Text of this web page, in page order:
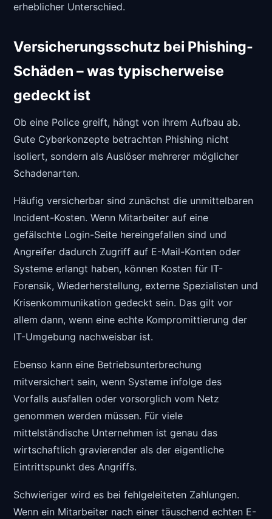
erheblicher Unterschied.
Versicherungsschutz bei Phishing-
Schäden – was typischerweise
gedeckt ist
Ob eine Police greift, hängt von ihrem Aufbau ab.
Gute Cyberkonzepte betrachten Phishing nicht
isoliert, sondern als Auslöser mehrerer möglicher
Schadenarten.
Häufig versicherbar sind zunächst die unmittelbaren
Incident-Kosten. Wenn Mitarbeiter auf eine
gefälschte Login-Seite hereingefallen sind und
Angreifer dadurch Zugriff auf E-Mail-Konten oder
Systeme erlangt haben, können Kosten für IT-
Forensik, Wiederherstellung, externe Spezialisten und
Krisenkommunikation gedeckt sein. Das gilt vor
allem dann, wenn eine echte Kompromittierung der
IT-Umgebung nachweisbar ist.
Ebenso kann eine Betriebsunterbrechung
mitversichert sein, wenn Systeme infolge des
Vorfalls ausfallen oder vorsorglich vom Netz
genommen werden müssen. Für viele
mittelständische Unternehmen ist genau das
wirtschaftlich gravierender als der eigentliche
Eintrittspunkt des Angriffs.
Schwieriger wird es bei fehlgeleiteten Zahlungen.
Wenn ein Mitarbeiter nach einer täuschend echten E-